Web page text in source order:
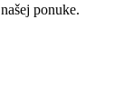
ponuke.